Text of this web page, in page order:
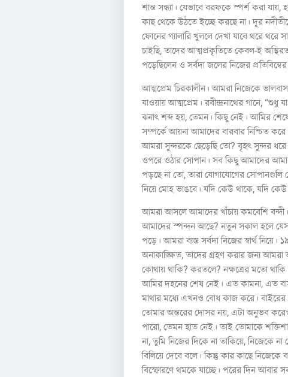
শান্ত সন্ধ্যা। যেভাবে বরফকে স্পর্শ করা
কাছ থেকে উঠতে ইচ্ছে করছে না। দূর
ফোনের গ্যালারি খুললে দেখা যাবে থরে
চাইছি, তাদের আত্মপ্রকৃতিতে কেবল-ই
পড়েছিলেন ও সর্বদা জলের নিজের
আত্মপ্রেম চিরকালীন। আমরা নিজেকে
যাওয়ায় আত্মপ্রেম। রবীন্দ্রনাথের গানে,
ঝনাৎ শব্দ হয়, তেমন। কিছু নেই। আমির
সম্পর্কে আয়না আমাদের বারবার নিশ্চিত
আমরা সুন্দরকে ছেড়েছি তো? বৃহৎ সুন্দর ধরে
ওপরে ওঠার সোপান। সব কিছু আমাদের
পড়ছে না তো, তারা যোগাযোগের
নিয়ে মোহ ভাঙবে। যদি কেউ থাকে, যদি
আমরা আসলে আমাদের খাঁচায় কমবেশি বন্দী।
আমাদের স্পন্দন আছে? নতুন সকাল হলে
পড়ে। আমরা ব্যস্ত সর্বদা নিজের স্বার্থ
অনাকাঙ্ক্ষিত, তাদের গ্রহণ করার জন্য
কোথায় থাকি? করতলে? নক্ষত্রের মতো থাকি।
আমির দহনের শেষ নেই। এত কামনা, এত
মাথার মধ্যে এখনও বোধ কাজ করে। বাইরের
তোমার অন্তরের দোসর নয়, এটা অনুভব করেও
পারো, তেমন হাত নেই। তাই তোমাকে
না, তুমি নিজের দিকে না তাকিয়ে, নিজেকে
বিলিয়ে দেবে বলে। কিন্তু কার কাছে
বিস্ফোরণে থমকে যাচ্ছে। পরের দিন আবার